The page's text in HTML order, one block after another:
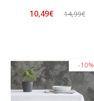
10,49€ 14,99€
-10%